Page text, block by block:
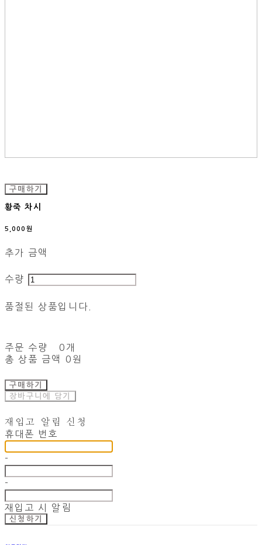
구매하기
황죽 차시
5,000원
추가 금액
수량
품절된 상품입니다.
주문 수량
0개
총 상품 금액
0원
구매하기
장바구니에 담기
재입고 알림 신청
휴대폰 번호
-
-
재입고 시 알림
신청하기